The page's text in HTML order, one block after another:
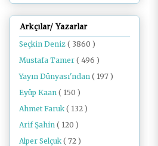
Arkçılar/ Yazarlar
Seçkin Deniz ( 3860 )
Mustafa Tamer ( 496 )
Yayın Dünyası'ndan ( 197 )
Eyüp Kaan ( 150 )
Ahmet Faruk ( 132 )
Arif Şahin ( 120 )
Alper Selçuk ( 72 )